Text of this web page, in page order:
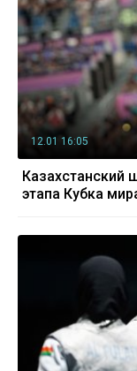
12.01 16:05
этапа Кубка